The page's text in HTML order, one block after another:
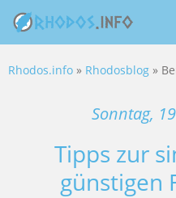
Rhodos.info » Rhodosblog »
Sonntag,
Tipps zur
günstigen